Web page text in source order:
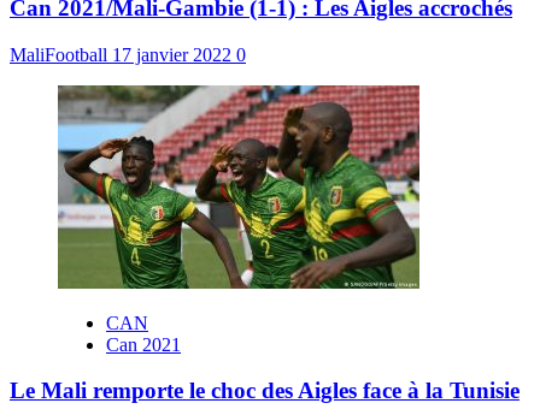
Can 2021/Mali-Gambie (1-1) : Les Aigles accrochés
MaliFootball 17 janvier 2022 0
CAN
Can 2021
Le Mali remporte le choc des Aigles face à la Tunisie